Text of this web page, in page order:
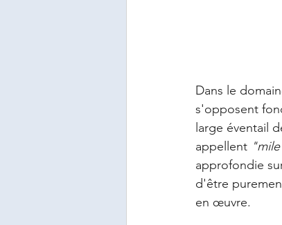
Dans le
s'opposent
large éventail
appellent
approfondie
d'être
en œuvre.